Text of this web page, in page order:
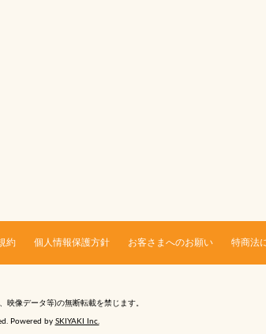
約 個人情報保護方針 お客さまへのお願い 特商法
映像データ等)の無断転載を禁じます。
Powered by SKIYAKI Inc.